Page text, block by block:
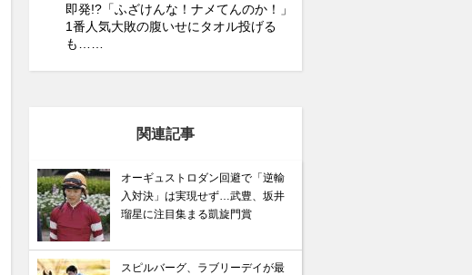
即発!?「ふざけんな！ナメてんのか！」
1番人気大敗の腹いせにタオル投げる
も……
関連記事
オーギュストロダン回避で「逆輸
入対決」は実現せず…武豊、坂井
瑠星に注目集まる凱旋門賞
スピルバーグ、ラブリーデイが最